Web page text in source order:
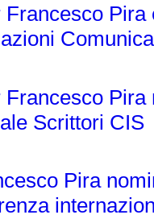
Francesco
Francesco
Scrittori CIS
Pira